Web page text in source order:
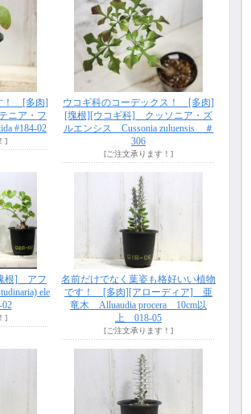
！ [多肉]
ニア・フ
#184-02
]
ウコギ科のコーデックス！ [多肉]
[塊根][ウコギ科] クッソニア・ズ
ルエンシス Cussonia zuluensis ＃
306
[ご注文承ります！]
根] アフ
ele
]
名前だけでなく葉姿も格好いい植物
です！ [多肉][アローディア] 亜
竜木 Alluaudia procera 10cm以
上 018-05
[ご注文承ります！]